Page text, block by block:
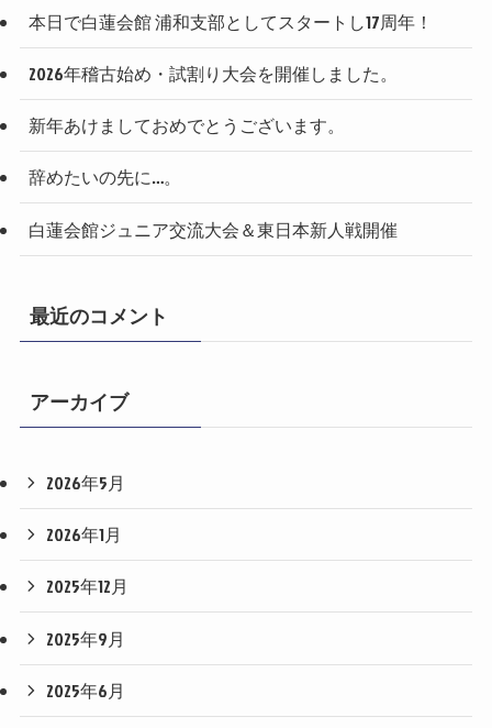
本日で白蓮会館 浦和支部としてスタートし17周年！
2026年稽古始め・試割り大会を開催しました。
新年あけましておめでとうございます。
辞めたいの先に…。
白蓮会館ジュニア交流大会＆東日本新人戦開催
最近のコメント
アーカイブ
2026年5月
2026年1月
2025年12月
2025年9月
2025年6月